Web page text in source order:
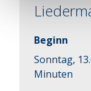
Beginn
Sonntag,
Minuten